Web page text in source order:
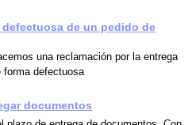
de un pedido de
una reclamación por la entrega
forma defectuosa
documentos